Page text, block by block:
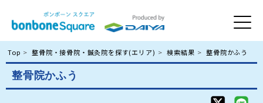
Top 整骨院・接骨院・鍼灸院を探す(エリア) 検索結果 整骨院かふう
整骨院かふう